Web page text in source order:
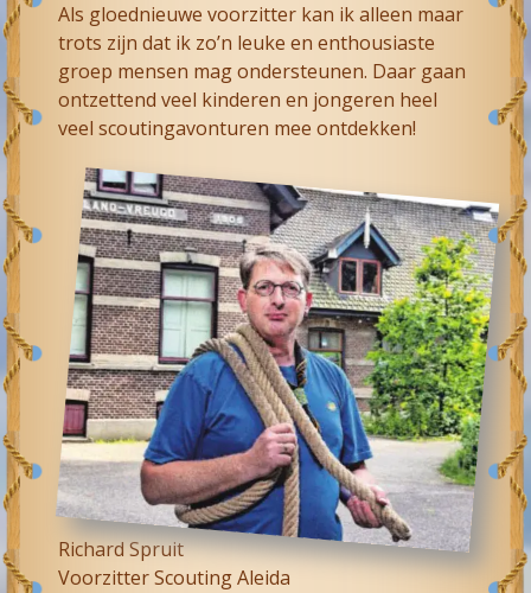
Als gloednieuwe voorzitter kan ik alleen maar
trots zijn dat ik zo’n leuke en enthousiaste
groep mensen mag ondersteunen. Daar gaan
ontzettend veel kinderen en jongeren heel
veel scoutingavonturen mee ontdekken!
Richard Spruit
Voorzitter Scouting Aleida